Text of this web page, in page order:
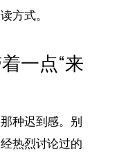
方式。
一点“来
种迟到感。别
热烈讨论过的